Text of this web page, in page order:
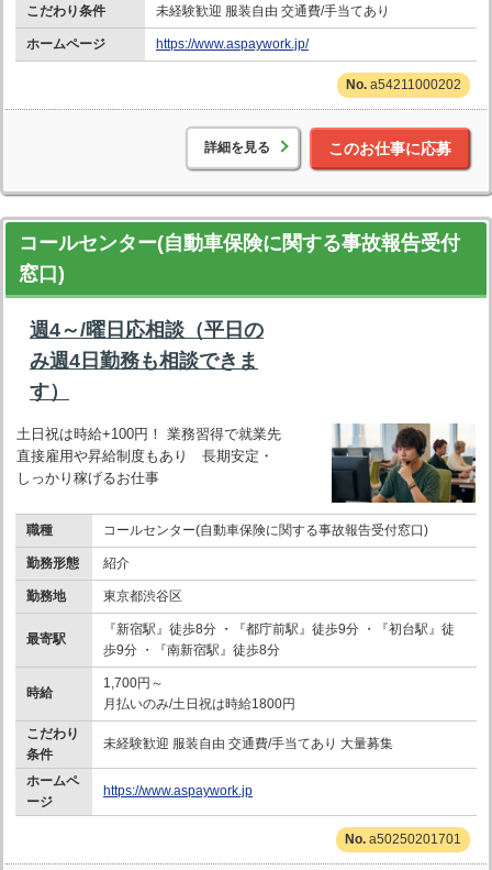
こだわり条件 未経験歓迎 服装自由 交通費/手当てあり
ホームページ https://www.aspaywork.jp/
a54211000202
詳細を見る このお仕事に応募
コールセンター(自動車保険に関する事故報告受付
窓口)
週4～/曜日応相談（平日の
み週4日勤務も相談できま
す）
土日祝は時給+100円！ 業務習得で就業先
直接雇用や昇給制度もあり 長期安定・
しっかり稼げるお仕事
職種 コールセンター(自動車保険に関する事故報告受付窓口)
勤務形態 紹介
勤務地 東京都渋谷区
最寄駅
『新宿駅』徒歩8分 ・『都庁前駅』徒歩9分 ・『初台駅』徒
歩9分 ・『南新宿駅』徒歩8分
時給
1,700円～
月払いのみ/土日祝は時給1800円
こだわり
条件
未経験歓迎 服装自由 交通費/手当てあり 大量募集
ホームペ
ージ
https://www.aspaywork.jp
a50250201701